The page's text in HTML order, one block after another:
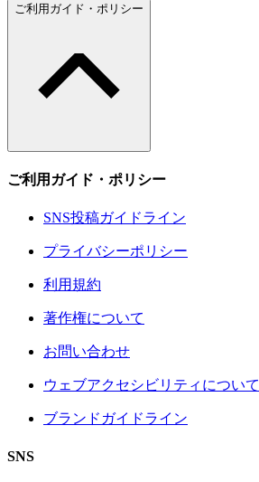
ご利用ガイド・ポリシー
ご利用ガイド・ポリシー
SNS投稿ガイドライン
プライバシーポリシー
利用規約
著作権について
お問い合わせ
ウェブアクセシビリティについて
ブランドガイドライン
SNS